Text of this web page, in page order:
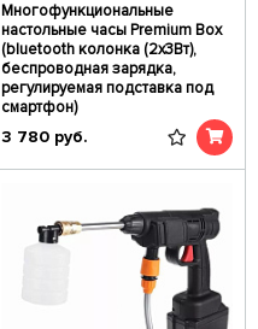
Многофункциональные
настольные часы Premium Box
(bluetooth колонка (2x3Вт),
беспроводная зарядка,
регулируемая подставка под
смартфон)
3 780 руб.